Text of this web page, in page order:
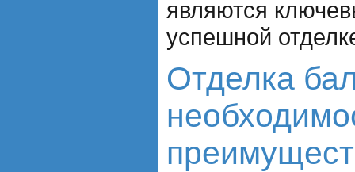
являются
успешной
Отделка